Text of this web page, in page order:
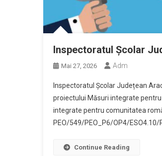
Inspectoratul Școlar
Mai 27, 2026 Adm
Inspectoratul Școlar Județean
proiectului Măsuri integrate
integrate pentru comunitatea
PEO/549/PEO_P6/OP4/
Continue Reading